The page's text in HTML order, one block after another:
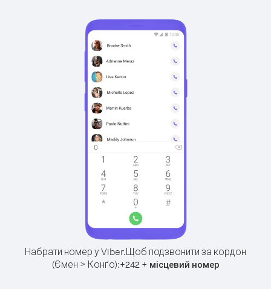
Набрати номер у Viber.Щоб подзвонити за кордон
(Ємен > Конґо):+242+ місцевий номер